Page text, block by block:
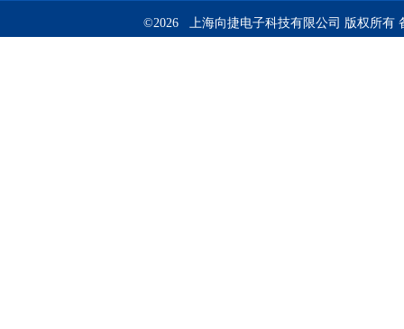
©2026 上海向捷电子科技有限公司 版权所有